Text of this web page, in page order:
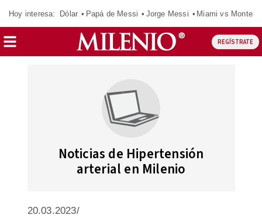
Hoy interesa: Dólar Papá de Messi Jorge Messi Miami vs
REGÍSTRATE
Noticias de Hipertensión
arterial en Milenio
20.03.2023/